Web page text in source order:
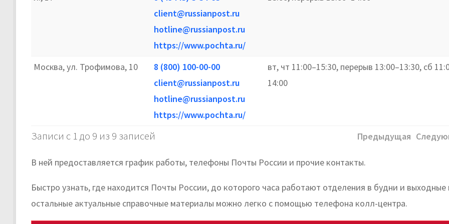
client@russianpost.ru
hotline@russianpost.ru
https://www.pochta.ru/
Москва, ул. Трофимова, 10
8 (800) 100-00-00
client@russianpost.ru
hotline@russianpost.ru
https://www.pochta.ru/
вт, чт 11:00–15:30, перерыв 13:00–13:30, сб
14:00
Записи с 1 до 9 из 9 записей Предыдущая
В ней предоставляется график работы, телефоны Почты России и прочие контакты.
Быстро узнать, где находится Почты России, до которого часа работают отделения в будни и выходные
остальные актуальные справочные материалы можно легко с помощью телефона колл-центра.